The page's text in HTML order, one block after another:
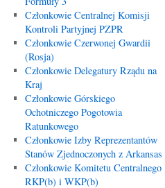
Członkowie Centralnej Komisji
Kontroli Partyjnej PZPR
Członkowie Czerwonej Gwardii
(Rosja)
Członkowie Delegatury Rządu na
Kraj
Członkowie Górskiego
Ochotniczego Pogotowia
Ratunkowego
Członkowie Izby Reprezentantów
Stanów Zjednoczonych z Arkansas
Członkowie Komitetu Centralnego
RKP(b) i WKP(b)